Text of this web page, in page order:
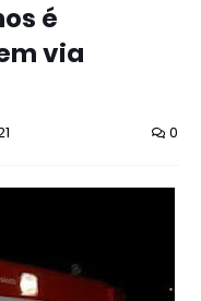
é
via
0